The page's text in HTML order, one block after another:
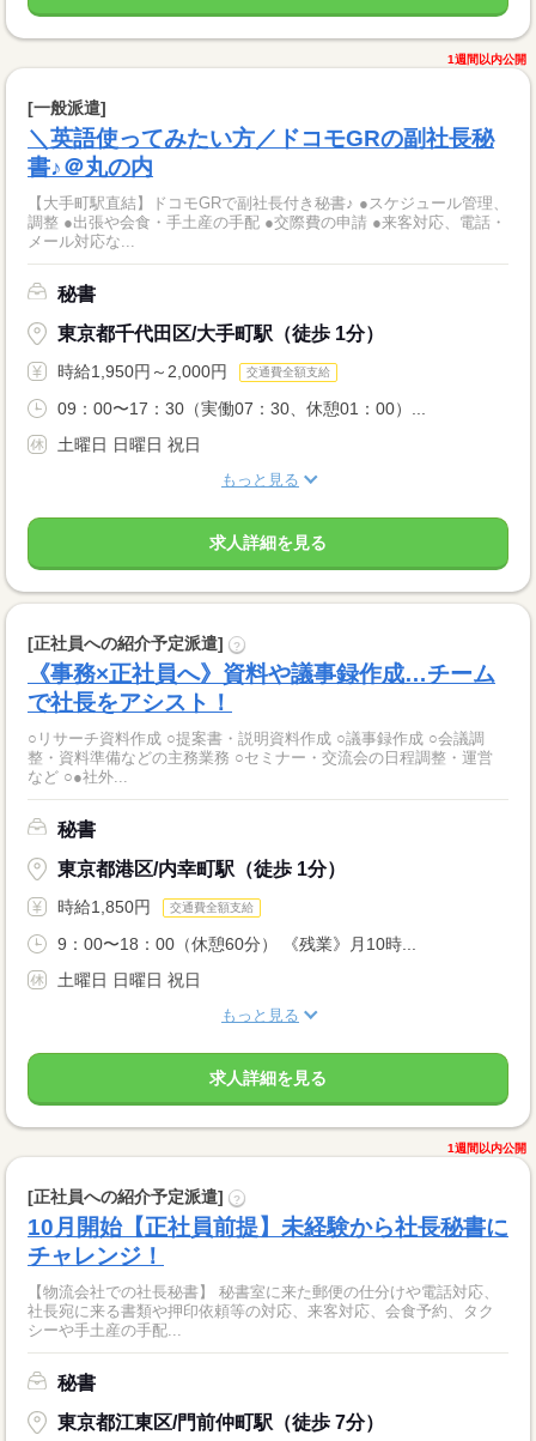
1週間以内公開
[一般派遣]
＼英語使ってみたい方／ドコモGRの副社長秘
書♪＠丸の内
【大手町駅直結】ドコモGRで副社長付き秘書♪ ●スケジュール管理、
調整 ●出張や会食・手土産の手配 ●交際費の申請 ●来客対応、電話・
メール対応な...
秘書
東京都千代田区/大手町駅（徒歩 1分）
時給1,950円～2,000円 交通費全額支給
09：00〜17：30（実働07：30、休憩01：00）...
土曜日 日曜日 祝日
もっと見る
求人詳細を見る
[正社員への紹介予定派遣] ?
《事務×正社員へ》資料や議事録作成…チーム
で社長をアシスト！
○リサーチ資料作成 ○提案書・説明資料作成 ○議事録作成 ○会議調
整・資料準備などの主務業務 ○セミナー・交流会の日程調整・運営
など ○●社外...
秘書
東京都港区/内幸町駅（徒歩 1分）
時給1,850円 交通費全額支給
9：00〜18：00（休憩60分） 《残業》月10時...
土曜日 日曜日 祝日
もっと見る
求人詳細を見る
1週間以内公開
[正社員への紹介予定派遣] ?
10月開始【正社員前提】未経験から社長秘書に
チャレンジ！
【物流会社での社長秘書】 秘書室に来た郵便の仕分けや電話対応、
社長宛に来る書類や押印依頼等の対応、来客対応、会食予約、タク
シーや手土産の手配...
秘書
東京都江東区/門前仲町駅（徒歩 7分）